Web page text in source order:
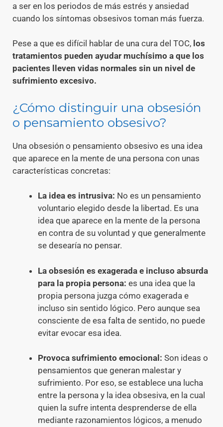
a ser en los periodos de más estrés y ansiedad
cuando los síntomas obsesivos toman más fuerza.
Pese a que es difícil hablar de una cura del TOC, los
tratamientos pueden ayudar muchísimo a que los
pacientes lleven vidas normales sin un nivel de
sufrimiento excesivo.
¿Cómo distinguir una obsesión
o pensamiento obsesivo?
Una obsesión o pensamiento obsesivo es una idea
que aparece en la mente de una persona con unas
características concretas:
La idea es intrusiva: No es un pensamiento
voluntario elegido desde la libertad. Es una
idea que aparece en la mente de la persona
en contra de su voluntad y que generalmente
se desearía no pensar.
La obsesión es exagerada e incluso absurda
para la propia persona: es una idea que la
propia persona juzga cómo exagerada e
incluso sin sentido lógico. Pero aunque sea
consciente de esa falta de sentido, no puede
evitar evocar esa idea.
Provoca sufrimiento emocional: Son ideas o
pensamientos que generan malestar y
sufrimiento. Por eso, se establece una lucha
entre la persona y la idea obsesiva, en la cual
quien la sufre intenta desprenderse de ella
mediante razonamientos lógicos, a menudo